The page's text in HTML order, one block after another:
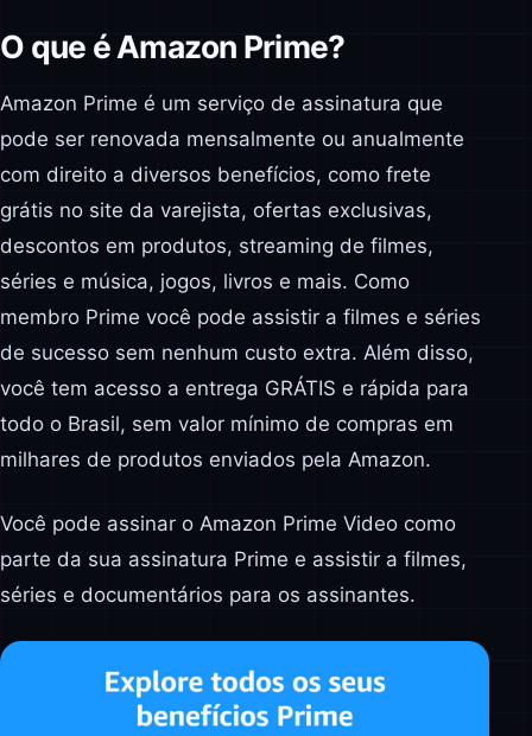
O que é Amazon Prime?
Amazon Prime é um serviço de assinatura que
pode ser renovada mensalmente ou anualmente
com direito a diversos benefícios, como frete
grátis no site da varejista, ofertas exclusivas,
descontos em produtos, streaming de filmes,
séries e música, jogos, livros e mais. Como
membro Prime você pode assistir a filmes e séries
de sucesso sem nenhum custo extra. Além disso,
você tem acesso a entrega GRÁTIS e rápida para
todo o Brasil, sem valor mínimo de compras em
milhares de produtos enviados pela Amazon.
Você pode assinar o Amazon Prime Video como
parte da sua assinatura Prime e assistir a filmes,
séries e documentários para os assinantes.